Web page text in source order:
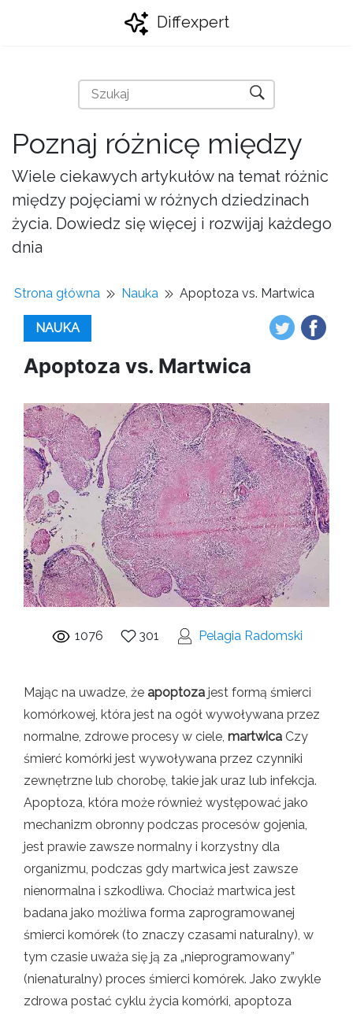
Diffexpert
Poznaj różnicę między
Wiele ciekawych artykułów na temat różnic
między pojęciami w różnych dziedzinach
życia. Dowiedz się więcej i rozwijaj każdego
dnia
Strona główna Nauka Apoptoza vs. Martwica
NAUKA
Apoptoza vs. Martwica
1076 301 Pelagia Radomski
Mając na uwadze, że apoptoza jest formą śmierci
komórkowej, która jest na ogół wywoływana przez
normalne, zdrowe procesy w ciele, martwica Czy
śmierć komórki jest wywoływana przez czynniki
zewnętrzne lub chorobę, takie jak uraz lub infekcja.
Apoptoza, która może również występować jako
mechanizm obronny podczas procesów gojenia,
jest prawie zawsze normalny i korzystny dla
organizmu, podczas gdy martwica jest zawsze
nienormalna i szkodliwa. Chociaż martwica jest
badana jako możliwa forma zaprogramowanej
śmierci komórek (to znaczy czasami naturalny), w
tym czasie uważa się ją za „nieprogramowany”
(nienaturalny) proces śmierci komórek. Jako zwykle
zdrowa postać cyklu życia komórki, apoptoza